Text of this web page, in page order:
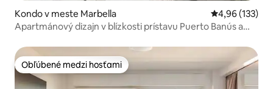
Kondo v meste Marbella Priemerné
4,96 (133)
Apartmánový dizajn v blízkosti prístavu Puerto Banús a
Obľúbené medzi hosťami
Obľúbené medzi hosťami